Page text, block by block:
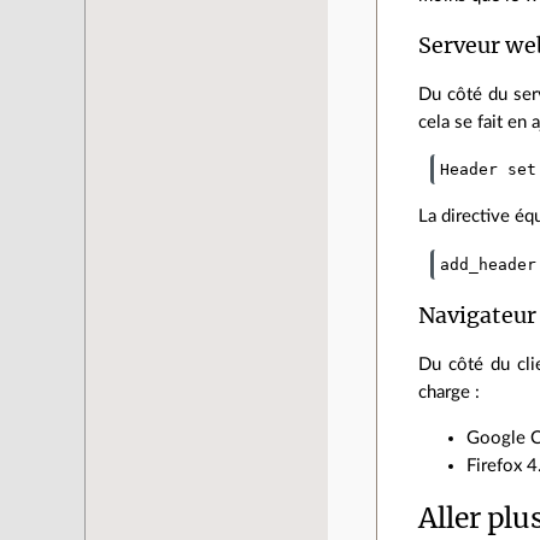
Serveur
Du côté du
cela se fait en
Header
La directive
Navigateur
Du côté du
charge :
Google
Firefox
Aller